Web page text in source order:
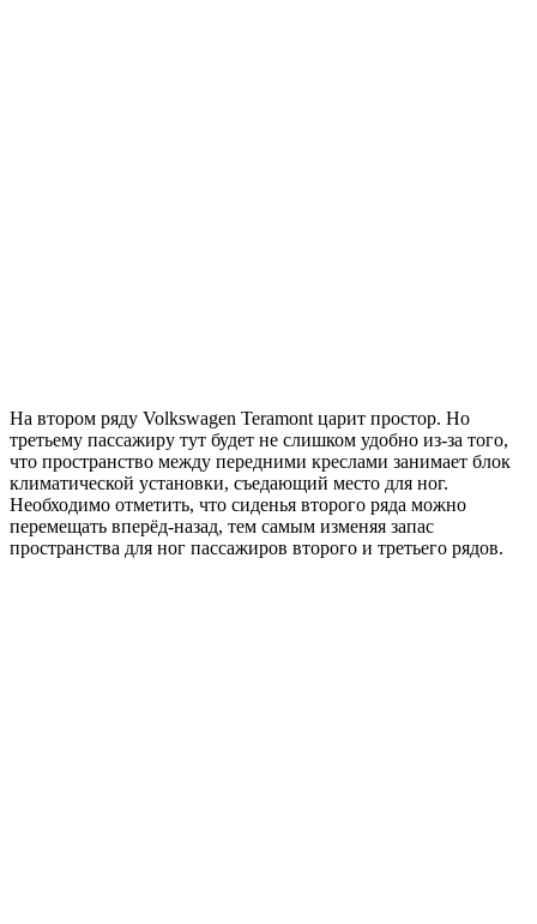
На втором ряду Volkswagen Teramont царит простор. Но
третьему пассажиру тут будет не слишком удобно из-за того,
что пространство между передними креслами занимает блок
климатической установки, съедающий место для ног.
Необходимо отметить, что сиденья второго ряда можно
перемещать вперёд-назад, тем самым изменяя запас
пространства для ног пассажиров второго и третьего рядов.